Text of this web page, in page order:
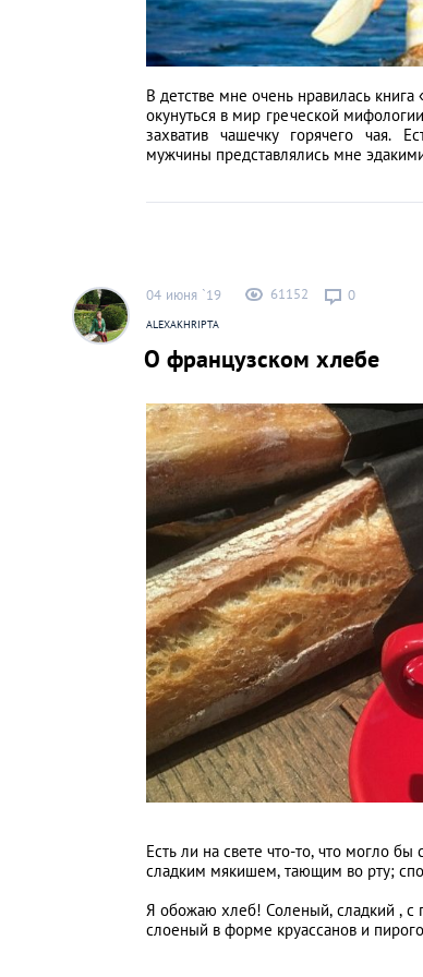
В детстве мне очень нравилась
окунуться в мир греческой
захватив чашечку горячего чая.
мужчины представлялись мне
ALEXAKHRIPTA
04 июня `19 61152 0
О французском хлебе
Есть ли на свете что-то, что могло
сладким мякишем, тающим во рту;
Я обожаю хлеб! Соленый, сладкий , с
слоеный в форме круассанов и